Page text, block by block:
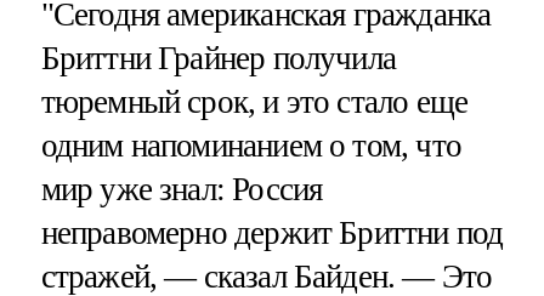
"Сегодня американская гражданка
Бриттни Грайнер получила
тюремный срок, и это стало еще
одним напоминанием о том, что
мир уже знал: Россия
неправомерно держит Бриттни под
стражей, — сказал Байден. — Это